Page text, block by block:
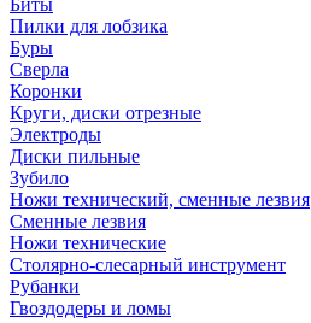
Биты
Пилки для лобзика
Буры
Сверла
Коронки
Круги, диски отрезные
Электроды
Диски пильные
Зубило
Ножи технический, сменные лезвия
Сменные лезвия
Ножи технические
Столярно-слесарный инструмент
Рубанки
Гвоздодеры и ломы